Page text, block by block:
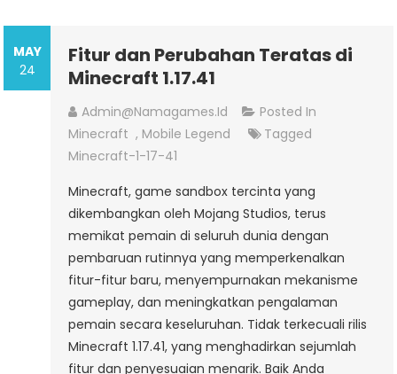
MAY
24
Fitur dan Perubahan Teratas di
Minecraft 1.17.41
Admin@namagames.id
Posted In
Minecraft , Mobile Legend
Tagged
Minecraft-1-17-41
Minecraft, game sandbox tercinta yang
dikembangkan oleh Mojang Studios, terus
memikat pemain di seluruh dunia dengan
pembaruan rutinnya yang memperkenalkan
fitur-fitur baru, menyempurnakan mekanisme
gameplay, dan meningkatkan pengalaman
pemain secara keseluruhan. Tidak terkecuali rilis
Minecraft 1.17.41, yang menghadirkan sejumlah
fitur dan penyesuaian menarik. Baik Anda